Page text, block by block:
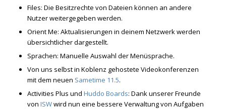
Files: Die Besitzrechte von Dateien können an andere
Nutzer weitergegeben werden.
Orient Me: Aktualisierungen in deinem Netzwerk werden
übersichtlicher dargestellt.
Sprachen: Manuelle Auswahl der Menüsprache.
Von uns selbst in Koblenz gehostete Videokonferenzen
mit dem neuen Sametime 11.5.
Activities Plus und Huddo Boards: Dank unserer Freunde
von ISWwird nun eine bessere Verwaltung von Aufgaben